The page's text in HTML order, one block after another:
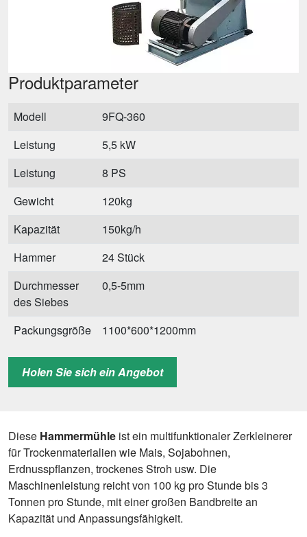
Produktparameter
Modell
9FQ-360
Leistung
5,5 kW
Leistung
8 PS
Gewicht
120kg
Kapazität
150kg/h
Hammer
24 Stück
Durchmesser
des Siebes
0,5-5mm
Packungsgröße
1100*600*1200mm
Baugröße mit
Zyklon und
Motor
500*300*600mm
Holen Sie sich ein Angebot
Diese Hammermühle ist ein multifunktionaler Zerkleinerer
für Trockenmaterialien wie Mais, Sojabohnen,
Erdnusspflanzen, trockenes Stroh usw. Die
Maschinenleistung reicht von 100 kg pro Stunde bis 3
Tonnen pro Stunde, mit einer großen Bandbreite an
Kapazität und Anpassungsfähigkeit.